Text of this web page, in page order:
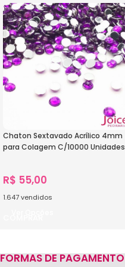
Chaton Sextavado Acrílico 4mm
para Colagem C/10000 Unidades
R$ 55,00
1.647vendidos
FORMAS DE PAGAMENTO